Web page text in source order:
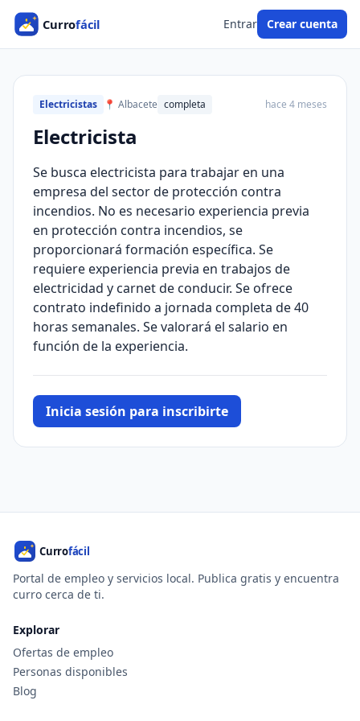
Entrar Crear cuenta
Electricistas 📍 Albacete completa hace 4 meses
Electricista
Se busca electricista para trabajar en una
empresa del sector de protección contra
incendios. No es necesario experiencia previa
en protección contra incendios, se
proporcionará formación específica. Se
requiere experiencia previa en trabajos de
electricidad y carnet de conducir. Se ofrece
contrato indefinido a jornada completa de 40
horas semanales. Se valorará el salario en
función de la experiencia.
Inicia sesión para inscribirte
Portal de empleo y servicios local. Publica gratis y encuentra
curro cerca de ti.
Explorar
Ofertas de empleo
Personas disponibles
Blog